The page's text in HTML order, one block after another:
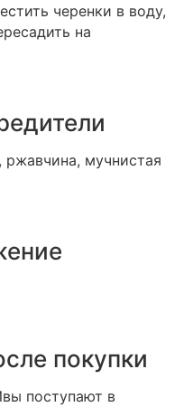
черенки в воду,
на
ржавчина, мучнистая
покупки
поступают в